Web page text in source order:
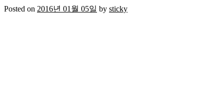
Posted on 2016년 01월 05일 by sticky